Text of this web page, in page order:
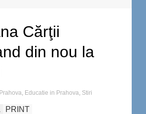
Cărţii
din nou la
, Educatie in Prahova, Stiri
PRINT